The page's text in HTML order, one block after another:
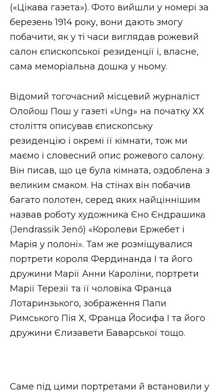
(«Цікава газета»). Фото вийшли у номері за
березень 1914 року, вони дають змогу
побачити, як у ті часи виглядав рожевий
салон єпископської резиденції і, власне,
сама меморіальна дошка у ньому.
Відомий тогочасний місцевий журналіст
Олойош Пош у газеті «Ung» на початку ХХ
століття описував єпископську
резиденцію і окремі її кімнати, тож ми
маємо і словесний опис рожевого салону.
Він писав, що це була кімната, оздоблена з
великим смаком. На стінах він побачив
багато полотен, серед яких найціннішим
назвав роботу художника Єно Єндрашика
(Jendrassik Jenő) «Королеви Ержебет і
Марія у полоні». Там же розміщувалися
портрети короля Фердинанда І та його
дружини Марії Анни Кароліни, портрети
Марії Терезії та її чоловіка Франца
Лотаринзького, зображення Папи
Римського Пія Х, Франца Йосифа І та його
дружини Єлизавети Баварської тощо.
Саме під цими портретами й встановили у